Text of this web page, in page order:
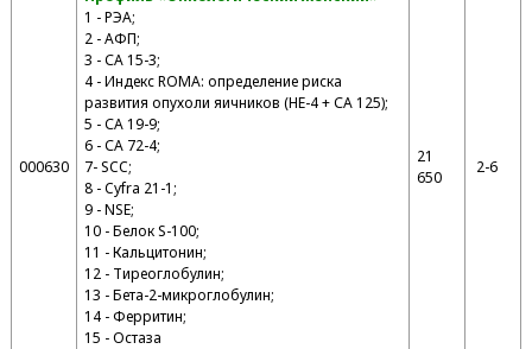
000630
1 - РЭА;
2 - АФП;
3 - СА 15-3;
4 - Индекс ROMA: определение риска
развития опухоли яичников (HE-4 + СА 125);
5 - СА 19-9;
6 - СА 72-4;
7- SCC;
8 - Cyfra 21-1;
9 - NSE;
10 - Белок S-100;
11 - Кальцитонин;
12 - Тиреоглобулин;
13 - Бета-2-микроглобулин;
14 - Ферритин;
15 - Остаза
21
650
2-6